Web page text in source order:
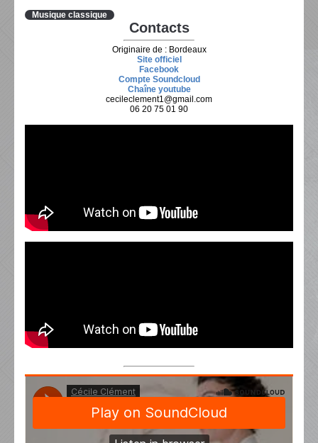
Musique classique
Contacts
Originaire de : Bordeaux
Site officiel
Facebook
Compte Soundcloud
Chaîne youtube
cecileclement1@gmail.com
06 20 75 01 90